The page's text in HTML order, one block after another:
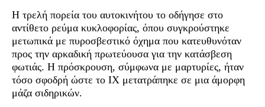
Η τρελή πορεία του αυτοκινήτου το οδήγησε στο
αντίθετο ρεύμα κυκλοφορίας, όπου συγκρούστηκε
μετωπικά με πυροσβεστικό όχημα που κατευθυνόταν
προς την αρκαδική πρωτεύουσα για την κατάσβεση
φωτιάς. Η πρόσκρουση, σύμφωνα με μαρτυρίες, ήταν
τόσο σφοδρή ώστε το ΙΧ μετατράπηκε σε μια άμορφη
μάζα σιδηρικών.